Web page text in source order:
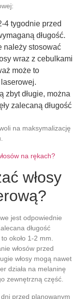
4 tygodnie przed
długość.
należy stosować
wraz z cebulkami
może to
zbyt długie, można
zalecaną długość
na maksymalizację
na rękach?
włosy
jest odpowiednie
długość
około 1-2 mm.
włosów przed
włosy mogą nawet
działa na melaninę
zewnętrzną część.
przed planowanym